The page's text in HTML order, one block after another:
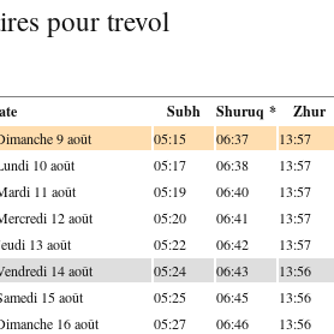
pour trevol
Subh Shuruq * Zhur
9 août 05:15 06:37 13:57
10 août 05:17 06:38 13:57
11 août 05:19 06:40 13:57
12 août 05:20 06:41 13:57
13 août 05:22 06:42 13:57
14 août 05:24 06:43 13:56
15 août 05:25 06:45 13:56
16 août 05:27 06:46 13:56